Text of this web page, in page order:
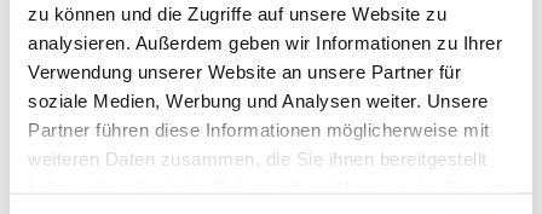
zu können und die Zugriffe auf unsere Website zu
analysieren. Außerdem geben wir Informationen zu Ihrer
Verwendung unserer Website an unsere Partner für
soziale Medien, Werbung und Analysen weiter. Unsere
Partner führen diese Informationen möglicherweise mit
weiteren Daten zusammen, die Sie ihnen bereitgestellt
Konzerts wurden 500 Euro an Spenden
gesammelt! Da Musiker und Gäste außerdem
viel Spaß hatten, war es ein sehr gelungener
Abend!
Anschließend beschlossen die beiden